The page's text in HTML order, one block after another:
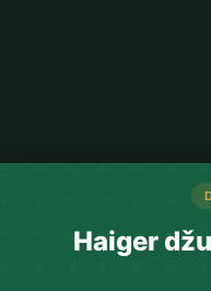
Haiger